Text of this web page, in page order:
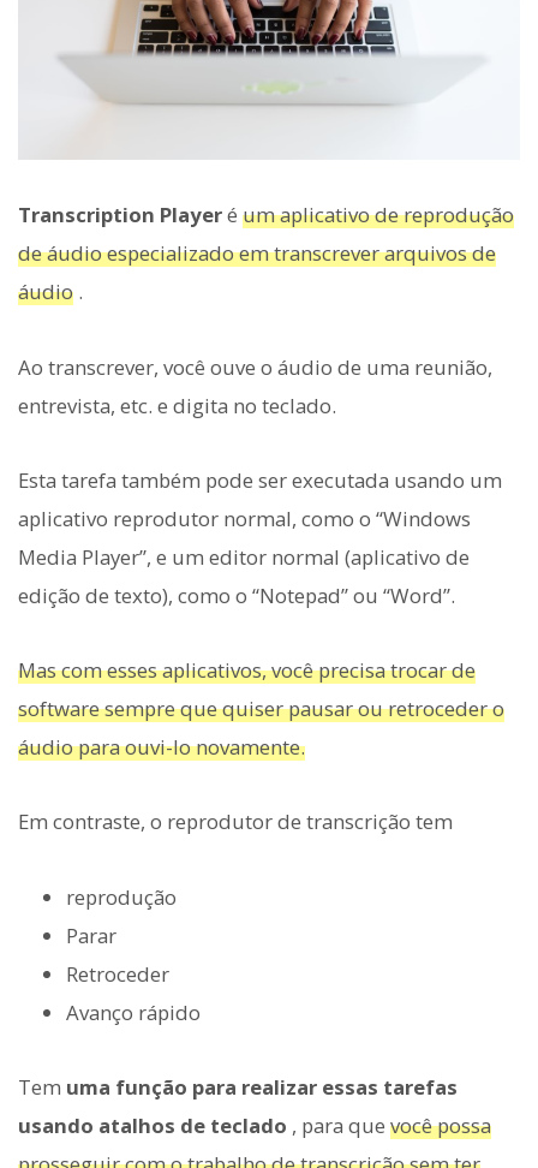
Transcription Playeré um aplicativo de reprodução
de áudio especializado em transcrever arquivos de
áudio .
Ao transcrever, você ouve o áudio de uma reunião,
entrevista, etc. e digita no teclado.
Esta tarefa também pode ser executada usando um
aplicativo reprodutor normal, como o “Windows
Media Player”, e um editor normal (aplicativo de
edição de texto), como o “Notepad” ou “Word”.
Mas com esses aplicativos, você precisa trocar de
software sempre que quiser pausar ou retroceder o
áudio para ouvi-lo novamente.
Em contraste, o reprodutor de transcrição tem
reprodução
Parar
Retroceder
Avanço rápido
Tem uma função para realizar essas tarefas
usando atalhos de teclado , para que você possa